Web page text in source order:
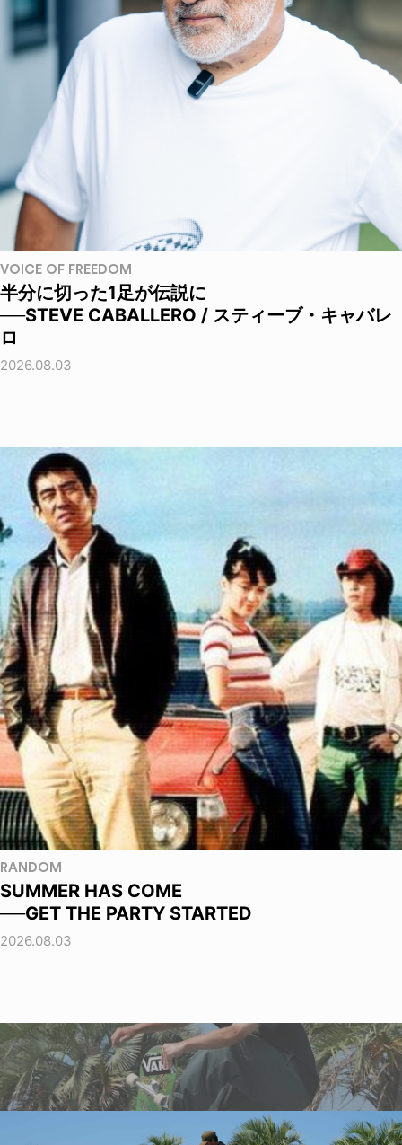
VOICE OF FREEDOM
半分に切った1足が伝説に
──STEVE CABALLERO / スティーブ・キャバレ
ロ
2026.08.03
RANDOM
SUMMER HAS COME
──GET THE PARTY STARTED
2026.08.03